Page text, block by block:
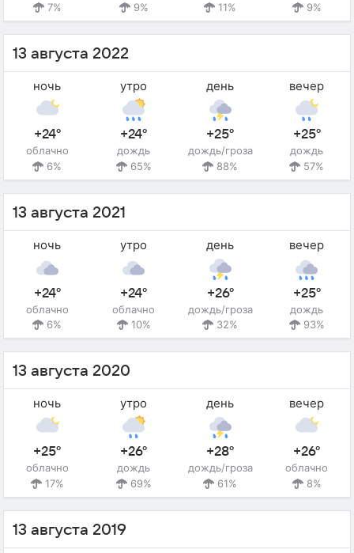
7%
9%
11%
9%
13 августа 2022
ночь
+24°
облачно
6%
утро
+24°
дождь
65%
день
+25°
дождь/гроза
88%
вечер
+25°
дождь
57%
13 августа 2021
ночь
+24°
облачно
6%
утро
+24°
облачно
10%
день
+26°
дождь/гроза
32%
вечер
+25°
дождь
93%
13 августа 2020
ночь
+25°
облачно
17%
утро
+26°
дождь
69%
день
+28°
дождь/гроза
61%
вечер
+26°
облачно
8%
13 августа 2019